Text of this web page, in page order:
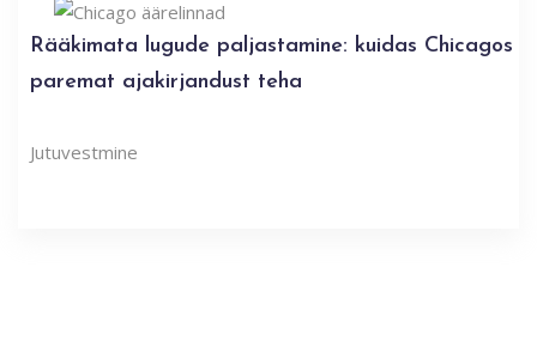
Rääkimata lugude paljastamine: kuidas Chicagos
paremat ajakirjandust teha
Jutuvestmine